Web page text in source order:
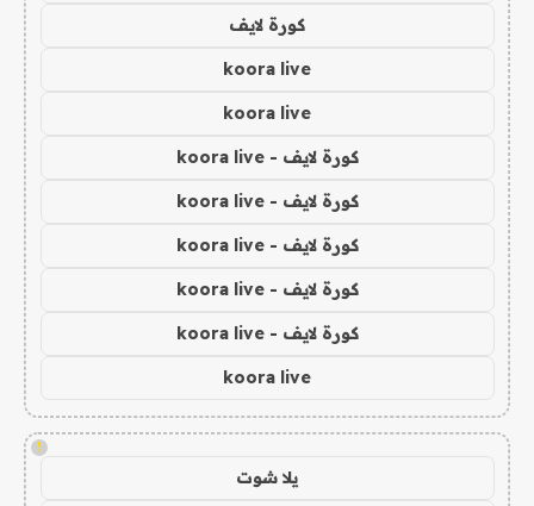
كورة لايف
koora live
koora live
كورة لايف - koora live
كورة لايف - koora live
كورة لايف - koora live
كورة لايف - koora live
كورة لايف - koora live
koora live
!
يلا شوت